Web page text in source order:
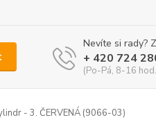
Nevíte si rady?
+ 420 724
(Po-Pá, 8-16
- 3. ČERVENÁ (9066-03)